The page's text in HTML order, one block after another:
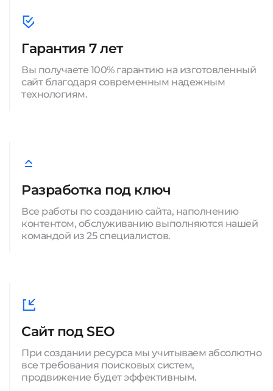
Гарантия 7 лет
Вы получаете 100% гарантию на изготовленный
сайт благодаря современным надежным
технологиям.
Разработка под ключ
Все работы по созданию сайта, наполнению
контентом, обслуживанию выполняются нашей
командой из 25 специалистов.
Сайт под SEO
При создании ресурса мы учитываем абсолютно
все требования поисковых систем,
продвижение будет эффективным.